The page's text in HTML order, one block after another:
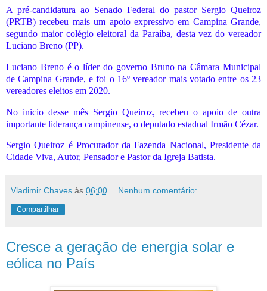
A pré-candidatura ao Senado Federal do pastor Sergio Queiroz
(PRTB) recebeu mais um apoio expressivo em Campina Grande,
segundo maior colégio eleitoral da Paraíba, desta vez do vereador
Luciano Breno (PP).
Luciano Breno é o líder do governo Bruno na Câmara Municipal
de Campina Grande, e foi o 16º vereador mais votado entre os 23
vereadores eleitos em 2020.
No inicio desse mês Sergio Queiroz, recebeu o apoio de outra
importante liderança campinense, o deputado estadual Irmão Cézar.
Sergio Queiroz é Procurador da Fazenda Nacional, Presidente da
Cidade Viva, Autor, Pensador e Pastor da Igreja Batista.
Vladimir Chaves às 06:00 Nenhum comentário:
Compartilhar
Cresce a geração de energia solar e
eólica no País